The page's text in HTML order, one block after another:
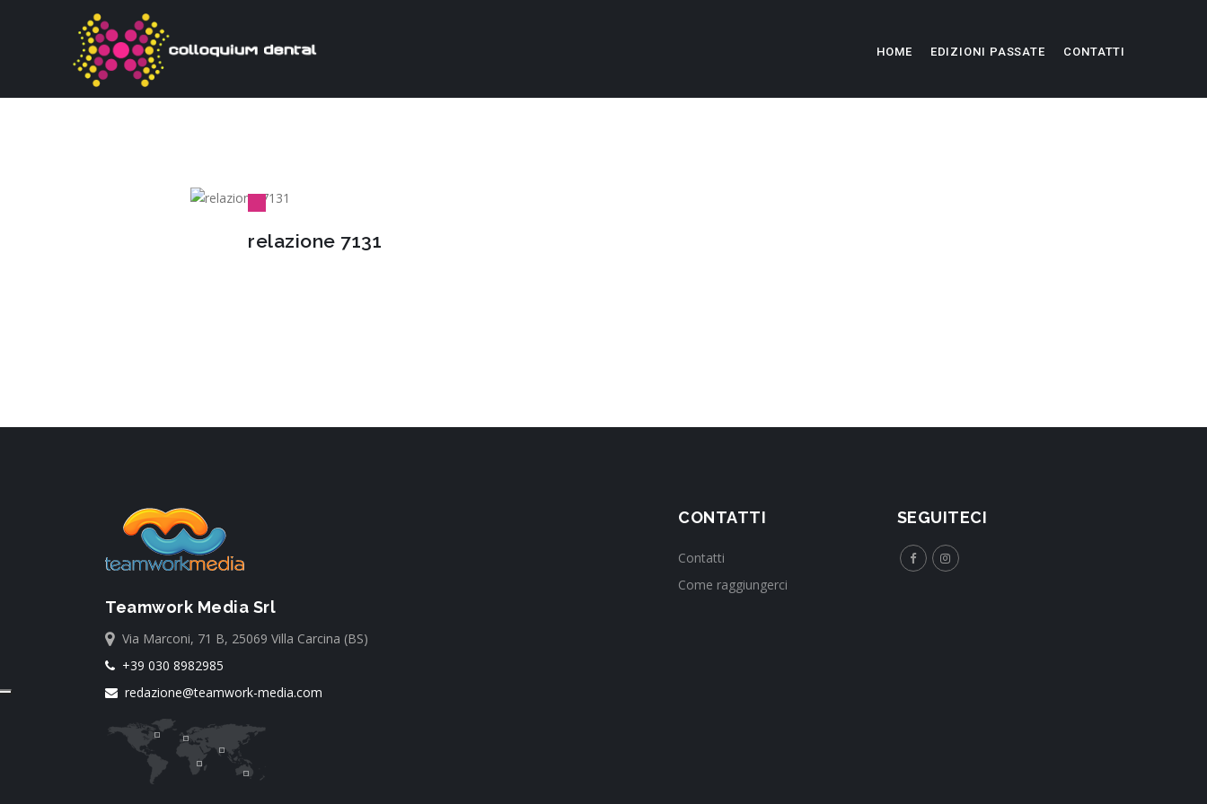
HOME EDIZIONI PASSATE CONTATTI
relazione 7131
Teamwork Media Srl
Via Marconi, 71 B, 25069 Villa Carcina (BS)
+39 030 8982985
redazione@teamwork-media.com
CONTATTI
Contatti
Come raggiungerci
SEGUITECI